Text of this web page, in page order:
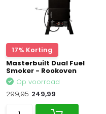
17% Korting
Masterbuilt Dual Fuel
Smoker - Rookoven
Op voorraad
299,95 249,99